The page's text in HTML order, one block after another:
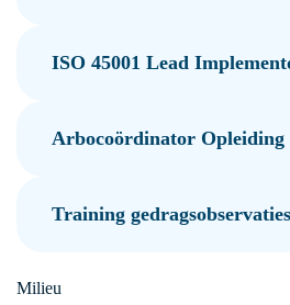
ISO 45001 Lead
Arbocoördinator Opleiding
Training gedragsobservaties
Milieu